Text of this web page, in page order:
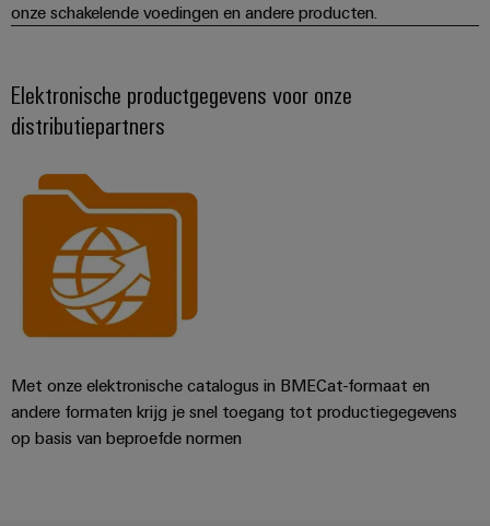
onze schakelende voedingen en andere producten.
Elektronische productgegevens voor onze
distributiepartners
Met onze elektronische catalogus in BMECat-formaat en
andere formaten krijg je snel toegang tot productiegegevens
op basis van beproefde normen